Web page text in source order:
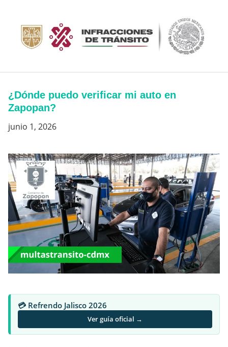
contenido
¿Dónde puedo verificar mi auto en
Zapopan?
junio 1, 2026
💳 Refrendo Jalisco 2026
Ver guía oficial →